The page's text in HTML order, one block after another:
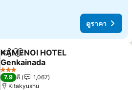
ดูราคา
แชร์ เพิ่มในรายการโปรด
KAMENOI HOTEL
Genkainada
ดูราคา
3 ดาว
7.9 ดี
1,067
Kitakyushu